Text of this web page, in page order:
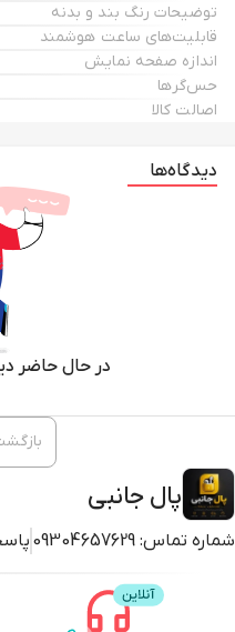
فرم صفحه
مربع
جنس بند
آلومینیوم
توضیحات رنگ بند و بدنه
قابلیت‌های ساعت هوشمند
اندازه صفحه نمایش
حس‌گرها
اصالت کالا
دیدگاه‌ها
در حال حاضر
پال جانبی
شماره تماس: 09304657629